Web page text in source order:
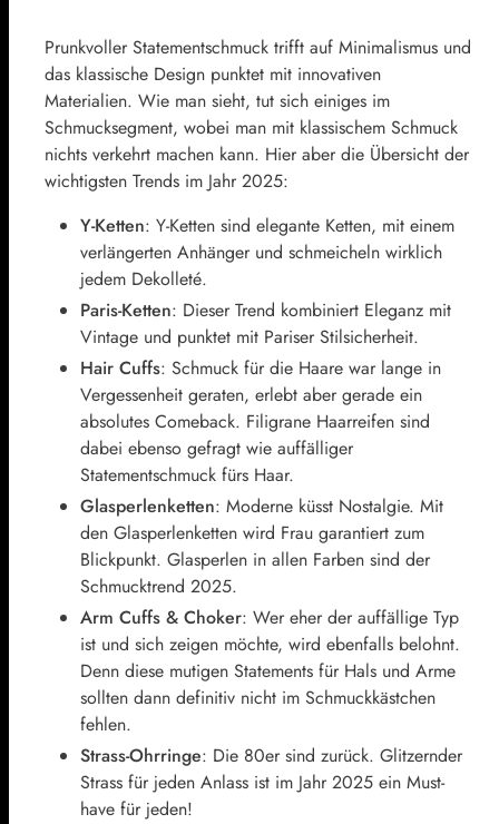
Prunkvoller Statementschmuck trifft auf Minimalismus und
das klassische Design punktet mit innovativen
Materialien. Wie man sieht, tut sich einiges im
Schmucksegment, wobei man mit klassischem Schmuck
nichts verkehrt machen kann. Hier aber die Übersicht der
wichtigsten Trends im Jahr 2025:
Y-Ketten: Y-Ketten sind elegante Ketten, mit einem
verlängerten Anhänger und schmeicheln wirklich
jedem Dekolleté.
Paris-Ketten: Dieser Trend kombiniert Eleganz mit
Vintage und punktet mit Pariser Stilsicherheit.
Hair Cuffs: Schmuck für die Haare war lange in
Vergessenheit geraten, erlebt aber gerade ein
absolutes Comeback. Filigrane Haarreifen sind
dabei ebenso gefragt wie auffälliger
Statementschmuck fürs Haar.
Glasperlenketten: Moderne küsst Nostalgie. Mit
den Glasperlenketten wird Frau garantiert zum
Blickpunkt. Glasperlen in allen Farben sind der
Schmucktrend 2025.
Arm Cuffs & Choker: Wer eher der auffällige Typ
ist und sich zeigen möchte, wird ebenfalls belohnt.
Denn diese mutigen Statements für Hals und Arme
sollten dann definitiv nicht im Schmuckkästchen
fehlen.
Strass-Ohrringe: Die 80er sind zurück. Glitzernder
Strass für jeden Anlass ist im Jahr 2025 ein Must-
have für jeden!